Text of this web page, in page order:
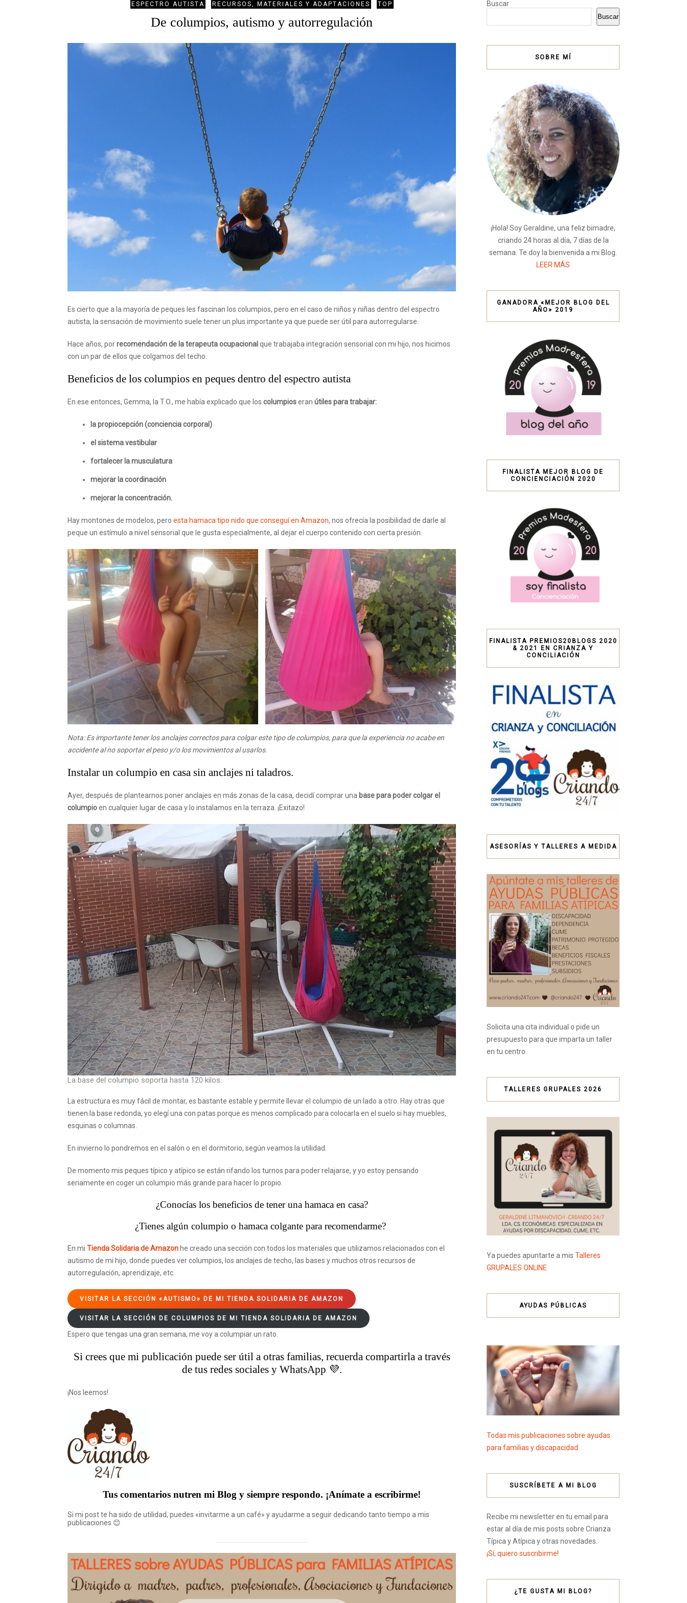
ESPECTRO AUTISTA RECURSOS, MATERIALES Y ADAPTACIONES TOP
De columpios, autismo y autorregulación
Es cierto que a la mayoría de peques les fascinan los columpios, pero en el caso de niños y niñas dentro del espectro
autista, la sensación de movimiento suele tener un plus importante ya que puede ser útil para autorregularse.
Hace años, porrecomendación de la terapeuta ocupacional que trabajaba integración sensorial con mi hijo, nos hicimos
con un par de ellos que colgamos del techo.
Beneficios de los columpios en peques dentro del espectro autista
En ese entonces, Gemma, la T.O., me había explicado que los columpioseran útiles para trabajar:
la propiocepción (conciencia corporal)
el sistema vestibular
fortalecer la musculatura
mejorar la coordinación
mejorar la concentración.
Hay montones de modelos, pero esta hamaca tipo nido que conseguí en Amazon, nos ofrecía la posibilidad de darle al
peque un estímulo a nivel sensorial que le gusta especialmente, al dejar el cuerpo contenido con cierta presión.
Nota: Es importante tener los anclajes correctos para colgar este tipo de columpios, para que la experiencia no acabe en
accidente al no soportar el peso y/o los movimientos al usarlos.
Instalar un columpio en casa sin anclajes ni taladros.
Ayer, después de plantearnos poner anclajes en más zonas de la casa, decidí comprar una base para poder colgar el
columpioen cualquier lugar de casa y lo instalamos en la terraza. ¡Exitazo!
La base del columpio soporta hasta 120 kilos.
La estructura es muy fácil de montar, es bastante estable y permite llevar el columpio de un lado a otro. Hay otras que
tienen la base redonda, yo elegí una con patas porque es menos complicado para colocarla en el suelo si hay muebles,
esquinas o columnas.
En invierno lo pondremos en el salón o en el dormitorio, según veamos la utilidad.
De momento mis peques típico y atípico se están rifando los turnos para poder relajarse, y yo estoy pensando
seriamente en coger un columpio más grande para hacer lo propio.
¿Conocías los beneficios de tener una hamaca en casa?
¿Tienes algún columpio o hamaca colgante para recomendarme?
En mi Tienda Solidaria de Amazon he creado una sección con todos los materiales que utilizamos relacionados con el
autismo de mi hijo, donde puedes ver columpios, los anclajes de techo, las bases y muchos otros recursos de
autorregulación, aprendizaje, etc.
VISITAR LA SECCIÓN «AUTISMO» DE MI TIENDA SOLIDARIA DE AMAZON
VISITAR LA SECCIÓN DE COLUMPIOS DE MI TIENDA SOLIDARIA DE AMAZON
Espero que tengas una gran semana, me voy a columpiar un rato.
Si crees que mi publicación puede ser útil a otras familias, recuerda compartirla a través
de tus redes sociales y WhatsApp 💜.
¡Nos leemos!
Tus comentarios nutren mi Blog y siempre respondo. ¡Anímate a escribirme!
Si mi post te ha sido de utilidad, puedes «invitarme a un café» y ayudarme a seguir dedicando tanto tiempo a mis
publicaciones 😊
Buscar
Buscar
SOBRE MÍ
¡Hola! Soy Geraldine, una feliz bimadre,
criando 24 horas al día, 7 días de la
semana. Te doy la bienvenida a mi Blog.
LEER MÁS
GANADORA «MEJOR BLOG DEL
AÑO» 2019
FINALISTA MEJOR BLOG DE
CONCIENCIACIÓN 2020
FINALISTA PREMIOS20BLOGS 2020
& 2021 EN CRIANZA Y
CONCILIACIÓN
ASESORÍAS Y TALLERES A MEDIDA
Solicita una cita individual o pide un
presupuesto para que imparta un taller
en tu centro.
TALLERES GRUPALES 2026
Ya puedes apuntarte a mis Talleres
GRUPALES ONLINE
AYUDAS PÚBLICAS
Todas mis publicaciones sobre ayudas
para familias y discapacidad
SUSCRÍBETE A MI BLOG
Recibe mi newsletter en tu email para
estar al día de mis posts sobre Crianza
Típica y Atípica y otras novedades.
¡Sí, quiero suscribirme!
¿TE GUSTA MI BLOG?